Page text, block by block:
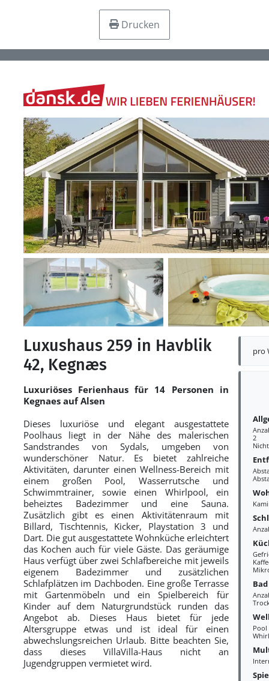
Drucken
pro
2
Bad
Pool
Luxushaus 259 in Havblik
42, Kegnæs
Luxuriöses Ferienhaus für 14 Personen in
Kegnaes auf Alsen
Dieses luxuriöse und elegant ausgestattete
Poolhaus liegt in der Nähe des malerischen
Sandstrandes von Sydals, umgeben von
wunderschöner Natur. Es bietet zahlreiche
Aktivitäten, darunter einen Wellness-Bereich mit
einem großen Pool, Wasserrutsche und
Schwimmtrainer, sowie einen Whirlpool, ein
beheiztes Badezimmer und eine Sauna.
Zusätzlich gibt es einen Aktivitätenraum mit
Billard, Tischtennis, Kicker, Playstation 3 und
Dart. Die gut ausgestattete Wohnküche erleichtert
das Kochen auch für viele Gäste. Das geräumige
Haus verfügt über zwei Schlafbereiche mit jeweils
eigenem Badezimmer und zusätzlichen
Schlafplätzen im Dachboden. Eine große Terrasse
mit Gartenmöbeln und ein Spielbereich für
Kinder auf dem Naturgrundstück runden das
Angebot ab. Dieses Haus bietet für jede
Altersgruppe etwas und ist ideal für einen
abwechslungsreichen Urlaub. Bitte beachten Sie,
dass dieses VillaVilla-Haus nicht an
Jugendgruppen vermietet wird.